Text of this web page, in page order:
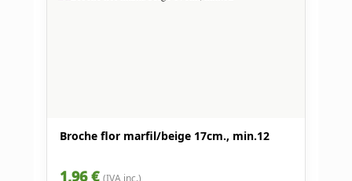
Broche flor marfil/beige 17cm., min.12
1,96 € (IVA inc.)